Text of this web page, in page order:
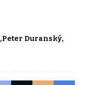
Peter Duranský